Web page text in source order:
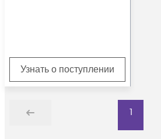
Узнать о поступлении
Назад
1